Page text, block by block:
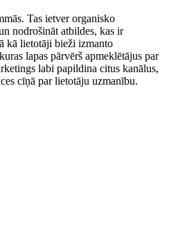
Tas ietver organisko
nodrošināt atbildes, kas ir
kā lietotāji bieži izmanto
lapas pārvērš apmeklētājus par
labi papildina citus kanālus,
cīņā par lietotāju uzmanību.